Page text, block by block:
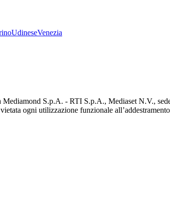
UdineseVenezia
S.p.A. - RTI S.p.A., Mediaset N.V.,
ogni utilizzazione funzionale